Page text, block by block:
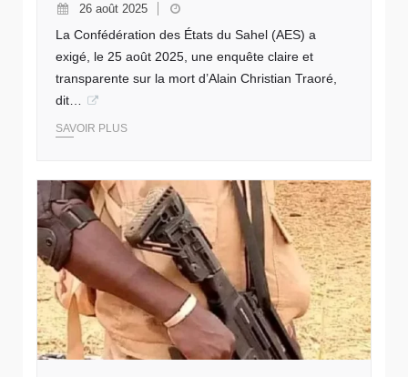
26 août 2025
La Confédération des États du Sahel (AES) a
exigé, le 25 août 2025, une enquête claire et
transparente sur la mort d’Alain Christian Traoré,
dit…
SAVOIR PLUS